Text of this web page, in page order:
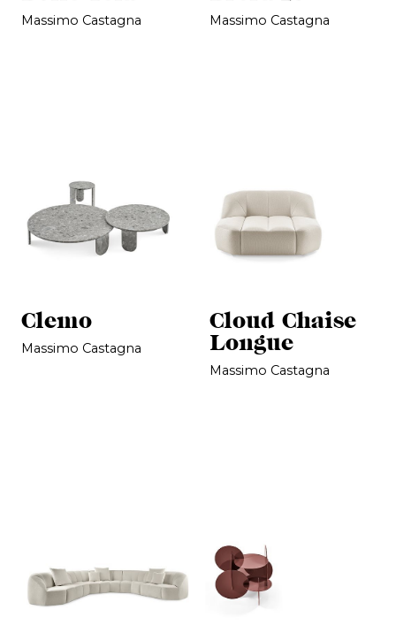
Massimo Castagna Massimo Castagna
Clemo
Massimo Castagna
Cloud Chaise
Longue
Massimo Castagna